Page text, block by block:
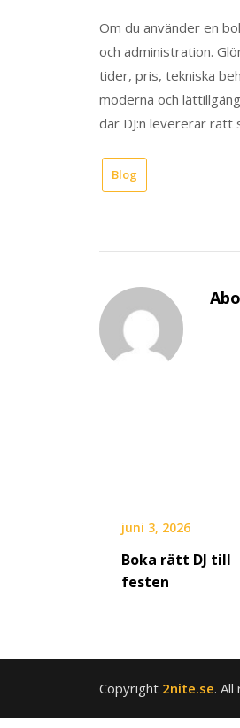
Om du använder en
och administration.
tider, pris, tekniska
moderna och
där DJ:n levererar rätt
Blog
juni 3, 2026
Boka rätt DJ till
festen
Copyright 2nite.se.